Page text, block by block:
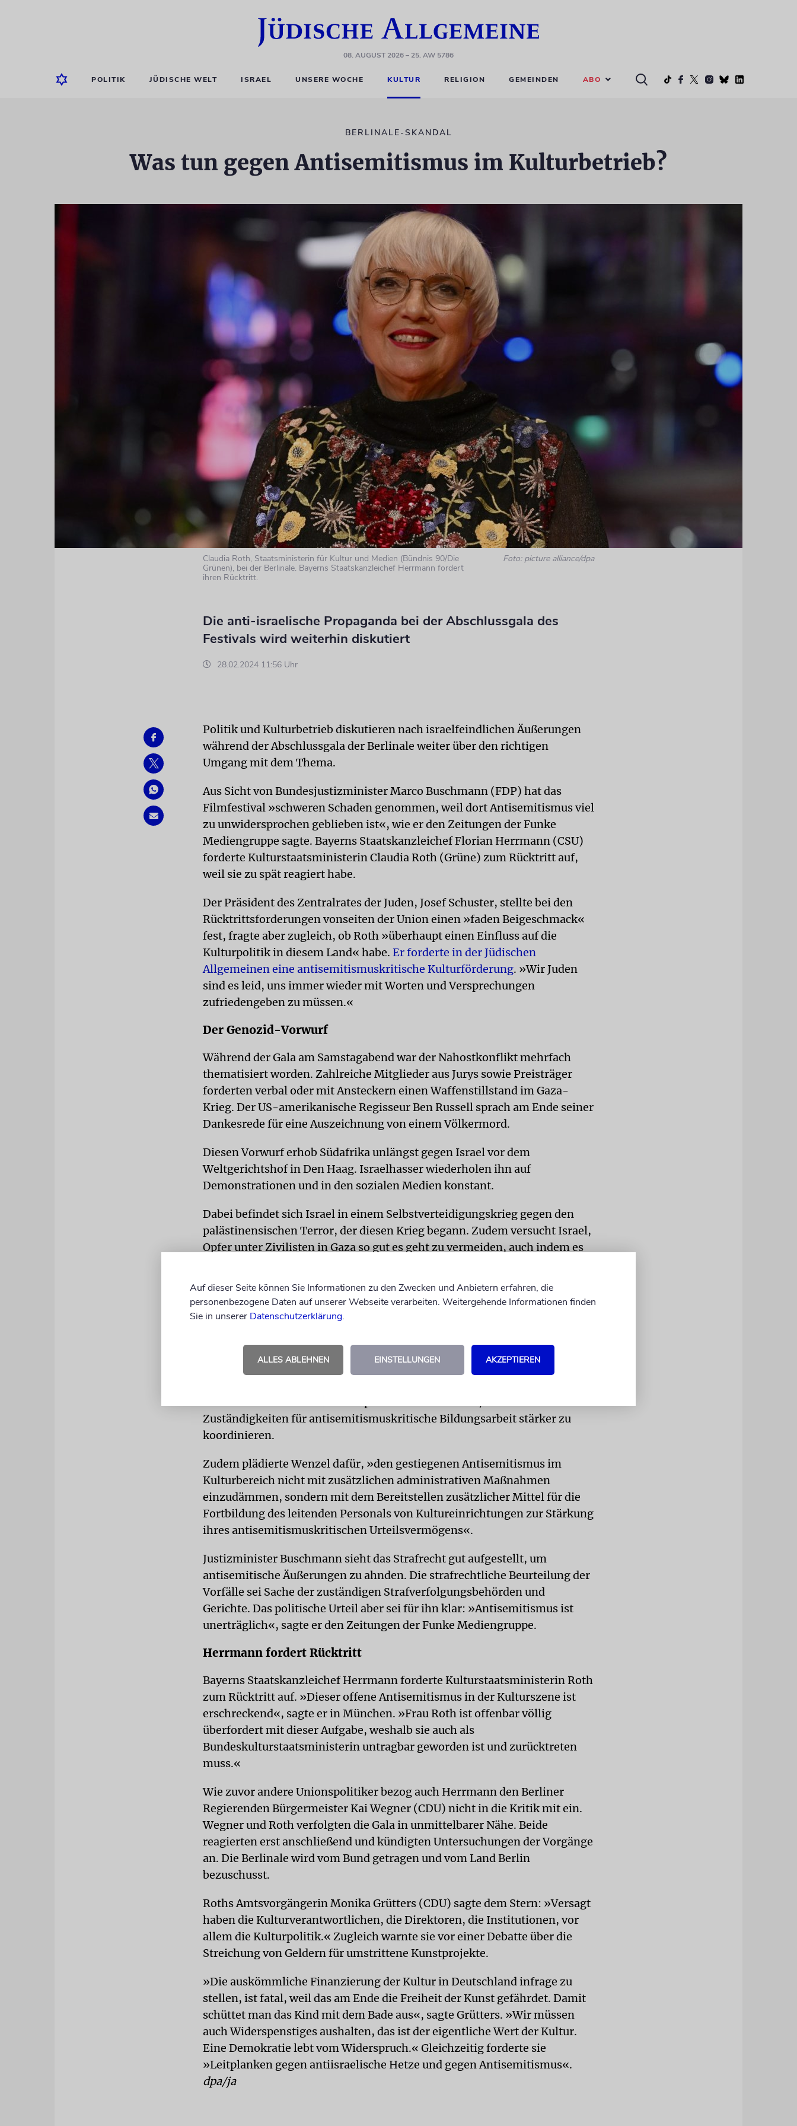
08. AUGUST 2026– 25. AW 5786
POLITIK JÜDISCHE WELT ISRAEL UNSERE WOCHE KULTUR RELIGION GEMEINDEN ABO
BERLINALE-SKANDAL
Was tun gegen Antisemitismus im Kulturbetrieb?
Claudia Roth, Staatsministerin für Kultur und Medien (Bündnis 90/Die
Grünen), bei der Berlinale. Bayerns Staatskanzleichef Herrmann fordert
ihren Rücktritt.
Foto: picture alliance/dpa
Die anti-israelische Propaganda bei der Abschlussgala des
Festivals wird weiterhin diskutiert
28.02.2024 11:56 Uhr
Politik und Kulturbetrieb diskutieren nach israelfeindlichen Äußerungen
während der Abschlussgala der Berlinale weiter über den richtigen
Umgang mit dem Thema.
Aus Sicht von Bundesjustizminister Marco Buschmann (FDP) hat das
Filmfestival »schweren Schaden genommen, weil dort Antisemitismus viel
zu unwidersprochen geblieben ist«, wie er den Zeitungen der Funke
Mediengruppe sagte. Bayerns Staatskanzleichef Florian Herrmann (CSU)
forderte Kulturstaatsministerin Claudia Roth (Grüne) zum Rücktritt auf,
weil sie zu spät reagiert habe.
Der Präsident des Zentralrates der Juden, Josef Schuster, stellte bei den
Rücktrittsforderungen vonseiten der Union einen »faden Beigeschmack«
fest, fragte aber zugleich, ob Roth »überhaupt einen Einfluss auf die
Kulturpolitik in diesem Land« habe. Er forderte in der Jüdischen
Allgemeinen eine antisemitismuskritische Kulturförderung. »Wir Juden
sind es leid, uns immer wieder mit Worten und Versprechungen
zufriedengeben zu müssen.«
Der Genozid-Vorwurf
Während der Gala am Samstagabend war der Nahostkonflikt mehrfach
thematisiert worden. Zahlreiche Mitglieder aus Jurys sowie Preisträger
forderten verbal oder mit Ansteckern einen Waffenstillstand im Gaza-
Krieg. Der US-amerikanische Regisseur Ben Russell sprach am Ende seiner
Dankesrede für eine Auszeichnung von einem Völkermord.
Diesen Vorwurf erhob Südafrika unlängst gegen Israel vor dem
Weltgerichtshof in Den Haag. Israelhasser wiederholen ihn auf
Demonstrationen und in den sozialen Medien konstant.
Dabei befindet sich Israel in einem Selbstverteidigungskrieg gegen den
palästinensischen Terror, der diesen Krieg begann. Zudem versucht Israel,
Opfer unter Zivilisten in Gaza so gut es geht zu vermeiden, auch indem es
Administrative Maßnahmen
Zuständigkeiten für antisemitismuskritische Bildungsarbeit stärker zu
koordinieren.
Zudem plädierte Wenzel dafür, »den gestiegenen Antisemitismus im
Kulturbereich nicht mit zusätzlichen administrativen Maßnahmen
einzudämmen, sondern mit dem Bereitstellen zusätzlicher Mittel für die
Fortbildung des leitenden Personals von Kultureinrichtungen zur Stärkung
ihres antisemitismuskritischen Urteilsvermögens«.
Justizminister Buschmann sieht das Strafrecht gut aufgestellt, um
antisemitische Äußerungen zu ahnden. Die strafrechtliche Beurteilung der
Vorfälle sei Sache der zuständigen Strafverfolgungsbehörden und
Gerichte. Das politische Urteil aber sei für ihn klar: »Antisemitismus ist
unerträglich«, sagte er den Zeitungen der Funke Mediengruppe.
Herrmann fordert Rücktritt
Bayerns Staatskanzleichef Herrmann forderte Kulturstaatsministerin Roth
zum Rücktritt auf. »Dieser offene Antisemitismus in der Kulturszene ist
erschreckend«, sagte er in München. »Frau Roth ist offenbar völlig
überfordert mit dieser Aufgabe, weshalb sie auch als
Bundeskulturstaatsministerin untragbar geworden ist und zurücktreten
muss.«
Wie zuvor andere Unionspolitiker bezog auch Herrmann den Berliner
Regierenden Bürgermeister Kai Wegner (CDU) nicht in die Kritik mit ein.
Wegner und Roth verfolgten die Gala in unmittelbarer Nähe. Beide
reagierten erst anschließend und kündigten Untersuchungen der Vorgänge
an. Die Berlinale wird vom Bund getragen und vom Land Berlin
bezuschusst.
Roths Amtsvorgängerin Monika Grütters (CDU) sagte dem Stern: »Versagt
haben die Kulturverantwortlichen, die Direktoren, die Institutionen, vor
allem die Kulturpolitik.« Zugleich warnte sie vor einer Debatte über die
Streichung von Geldern für umstrittene Kunstprojekte.
»Die auskömmliche Finanzierung der Kultur in Deutschland infrage zu
stellen, ist fatal, weil das am Ende die Freiheit der Kunst gefährdet. Damit
schüttet man das Kind mit dem Bade aus«, sagte Grütters. »Wir müssen
auch Widerspenstiges aushalten, das ist der eigentliche Wert der Kultur.
Eine Demokratie lebt vom Widerspruch.« Gleichzeitig forderte sie
»Leitplanken gegen antiisraelische Hetze und gegen Antisemitismus«.
dpa/ja
Auf dieser Seite können Sie Informationen zu den Zwecken und Anbietern erfahren, die
personenbezogene Daten auf unserer Webseite verarbeiten. Weitergehende Informationen finden
Sie in unserer Datenschutzerklärung.
ALLES ABLEHNEN EINSTELLUNGEN AKZEPTIEREN